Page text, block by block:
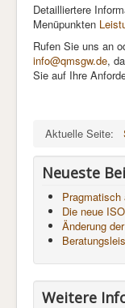
Detailliertere
Menüpunkten
Rufen Sie uns an
info@qmsgw.de,
Sie auf Ihre
Aktuelle Seite:
Neueste
Pragmatisch
Die neue
Änderung
Weitere